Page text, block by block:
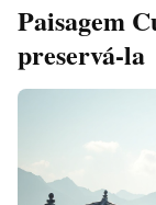
Paisagem
preservá-la